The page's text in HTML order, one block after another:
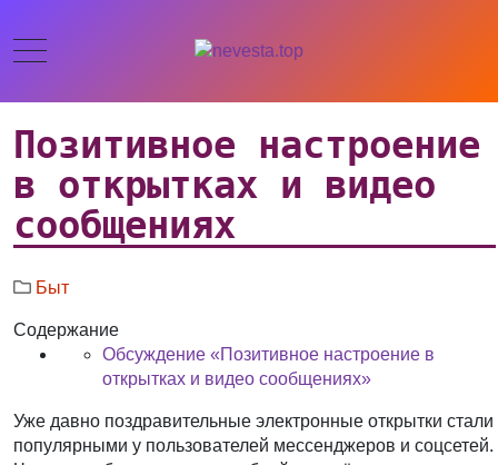
Позитивное настроение
в открытках и видео
сообщениях
Быт
Содержание
Обсуждение «Позитивное настроение в
открытках и видео сообщениях»
Уже давно поздравительные электронные открытки стали
популярными у пользователей мессенджеров и соцсетей.